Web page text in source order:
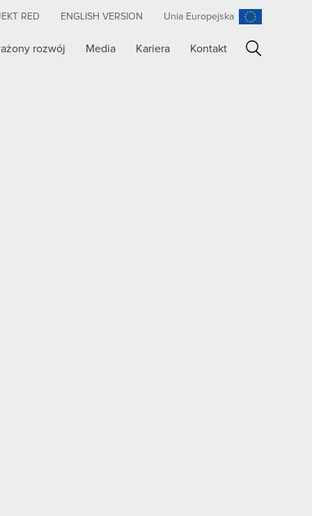
RED ENGLISH VERSION Unia Europejska
rozwój Media Kariera Kontakt